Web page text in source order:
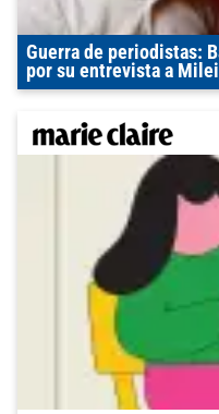
Guerra de periodistas:
por su entrevista a Milei